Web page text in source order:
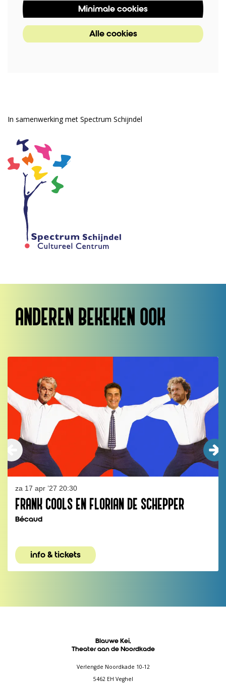
Minimale cookies
Alle cookies
In samenwerking met Spectrum Schijndel
ANDEREN BEKEKEN OOK
FRANK COOLS EN FLORIAN DE SCHEPPER
Bécaud
za 17 apr ’27 20:30
info & tickets
Blauwe Kei,
Theater aan de Noordkade
Verlengde Noordkade 10-12
5462 EH Veghel